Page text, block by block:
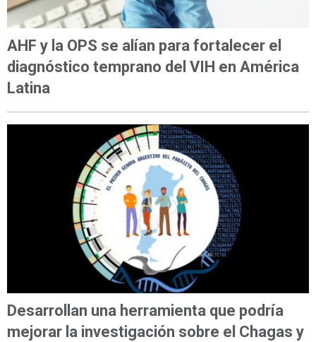
AHF y la OPS se alían para fortalecer el
diagnóstico temprano del VIH en América
Latina
Desarrollan una herramienta que podría
mejorar la investigación sobre el Chagas y